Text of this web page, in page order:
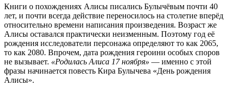
Книги о похождениях Алисы писались Булычёвым почти 40
лет, и почти всегда действие переносилось на столетие вперёд
относительно времени написания произведения. Возраст же
Алисы оставался практически неизменным. Поэтому год её
рождения исследователи персонажа определяют то как 2065,
то как 2080. Впрочем, дата рождения героини особых споров
не вызывает. «Родилась Алиса 17 ноября» — именно с этой
фразы начинается повесть Кира Булычева «День рождения
Алисы».